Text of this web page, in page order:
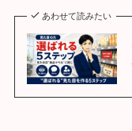
あわせて読みたい